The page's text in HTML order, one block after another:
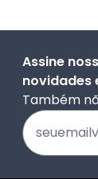
Assine
novidades
Também